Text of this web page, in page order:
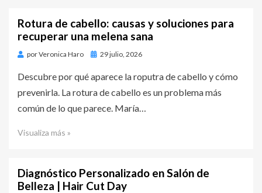
Rotura de cabello: causas y soluciones para
recuperar una melena sana
porVeronica Haro
Publicado
29 julio, 2026
Descubre por qué aparece la roputra de cabello y cómo
prevenirla. La rotura de cabello es un problema más
común de lo que parece. María…
Visualiza más »
Diagnóstico Personalizado en Salón de
Belleza | Hair Cut Day